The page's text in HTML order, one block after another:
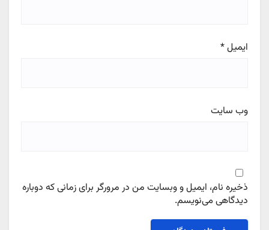
ایمیل*
وب‌ سایت
ذخیره نام، ایمیل و وبسایت من در مرورگر برای زمانی که دوباره
دیدگاهی می‌نویسم.